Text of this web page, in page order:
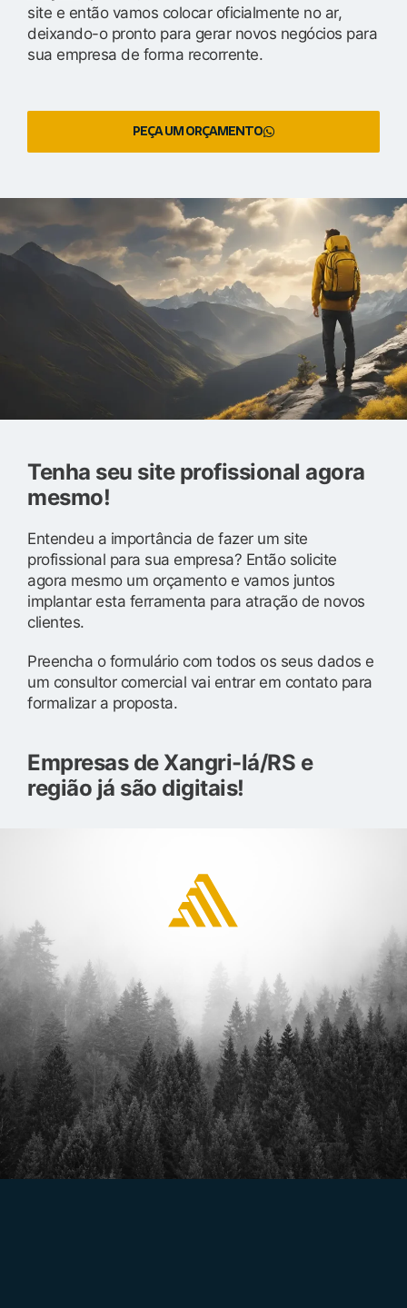
site e então vamos colocar oficialmente no ar,
deixando-o pronto para gerar novos negócios para
sua empresa de forma recorrente.
PEÇA UM ORÇAMENTO
Tenha seu site profissional agora
mesmo!
Entendeu a importância de fazer um site
profissional para sua empresa? Então solicite
agora mesmo um orçamento e vamos juntos
implantar esta ferramenta para atração de novos
clientes.
Preencha o formulário com todos os seus dados e
um consultor comercial vai entrar em contato para
formalizar a proposta.
Empresas de Xangri-lá/RS e
região já são digitais!